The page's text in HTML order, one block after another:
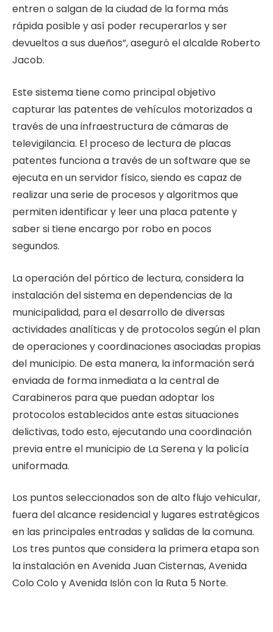
entren o salgan de la ciudad de la forma más
rápida posible y así poder recuperarlos y ser
devueltos a sus dueños”, aseguró el alcalde Roberto
Jacob.
Este sistema tiene como principal objetivo
capturar las patentes de vehículos motorizados a
través de una infraestructura de cámaras de
televigilancia. El proceso de lectura de placas
patentes funciona a través de un software que se
ejecuta en un servidor físico, siendo es capaz de
realizar una serie de procesos y algoritmos que
permiten identificar y leer una placa patente y
saber si tiene encargo por robo en pocos
segundos.
La operación del pórtico de lectura, considera la
instalación del sistema en dependencias de la
municipalidad, para el desarrollo de diversas
actividades analíticas y de protocolos según el plan
de operaciones y coordinaciones asociadas propias
del municipio. De esta manera, la información será
enviada de forma inmediata a la central de
Carabineros para que puedan adoptar los
protocolos establecidos ante estas situaciones
delictivas, todo esto, ejecutando una coordinación
previa entre el municipio de La Serena y la policía
uniformada.
Los puntos seleccionados son de alto flujo vehicular,
fuera del alcance residencial y lugares estratégicos
en las principales entradas y salidas de la comuna.
Los tres puntos que considera la primera etapa son
la instalación en Avenida Juan Cisternas, Avenida
Colo Colo y Avenida Islón con la Ruta 5 Norte.